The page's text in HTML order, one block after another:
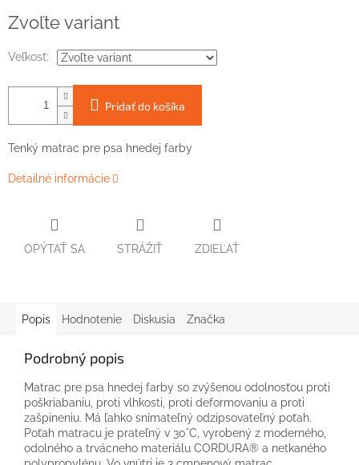
cena:
Zvoľte variant
Veľkosť:
Pridať do košíka
Tenký matrac pre psa hnedej farby
Detailné informácie
OPÝTAŤ SA STRÁŽIŤ ZDIEĽAŤ
Popis Hodnotenie Diskusia Značka
Podrobný popis
Matrac pre psa hnedej farby so zvýšenou odolnosťou proti
poškriabaniu, proti vlhkosti, proti deformovaniu a proti
zašpineniu. Má ľahko snímateľný odzipsovateľný poťah.
Poťah matracu je prateľný v 30°C, vyrobený z moderného,
odolného a trvácneho materiálu CORDURA® a netkaného